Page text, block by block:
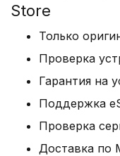
Store
Только
Проверка
Гарантия на
Поддержка
Проверка
Доставка по